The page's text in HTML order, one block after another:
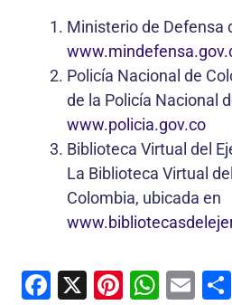
Ministerio de Defensa
Policía Nacional de
de la Policía Nacional
www.policia.gov.co
Biblioteca Virtual del
La Biblioteca Virtual
Colombia, ubicada en
F
X
Pi W E